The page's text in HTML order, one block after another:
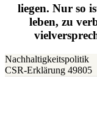
liegen. Nur so
leben, zu
Nachhaltigkeitspolitik
CSR-Erklärung 49805